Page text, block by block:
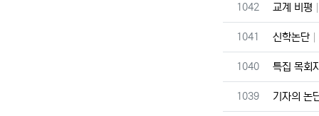
번호
1042 교계 비평
번호
1041 신학논단
번호
1040 특집 목회
번호
1039 기자의 논